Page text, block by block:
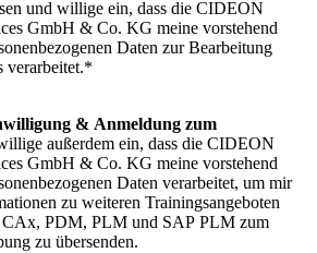
und willige ein, dass die CIDEON
GmbH & Co. KG meine vorstehend
Daten zur Bearbeitung
verarbeitet.*
& Anmeldung zum
außerdem ein, dass die CIDEON
GmbH & Co. KG meine vorstehend
Daten verarbeitet, um mir
zu weiteren Trainingsangeboten
CAx, PDM, PLM und SAP PLM zum
zu übersenden.